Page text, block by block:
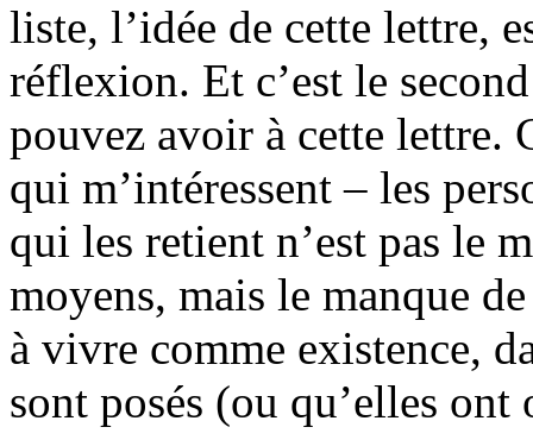
liste, l’idée de cette lettre,
réflexion. Et c’est le
pouvez avoir à cette lettre.
qui m’intéressent – les
qui les retient n’est pas le
moyens, mais le manque
à vivre comme existence,
sont posés (ou qu’elles ont